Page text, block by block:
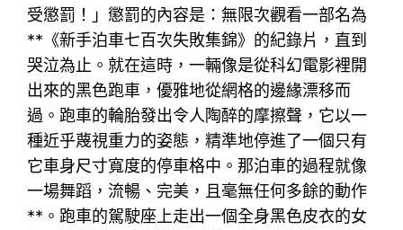
受懲罰！」懲罰的內容是：無限次觀看一部名為
**《新手泊車七百次失敗集錦》的紀錄片，直到
哭泣為止。就在這時，一輛像是從科幻電影裡開
出來的黑色跑車，優雅地從網格的邊緣漂移而
過。跑車的輪胎發出令人陶醉的摩擦聲，它以一
種近乎蔑視重力的姿態，精準地停進了一個只有
它車身尺寸寬度的停車格中。那泊車的過程就像
一場舞蹈，流暢、完美，且毫無任何多餘的動作
**。跑車的駕駛座上走出一個全身黑色皮衣的女